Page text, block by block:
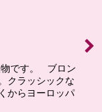
物です。 ブロン
クラッシックな
からヨーロッパ